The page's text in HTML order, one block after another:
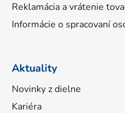
Reklamácia a vrátenie
Informácie o spracovaní
Aktuality
Novinky z dielne
Kariéra